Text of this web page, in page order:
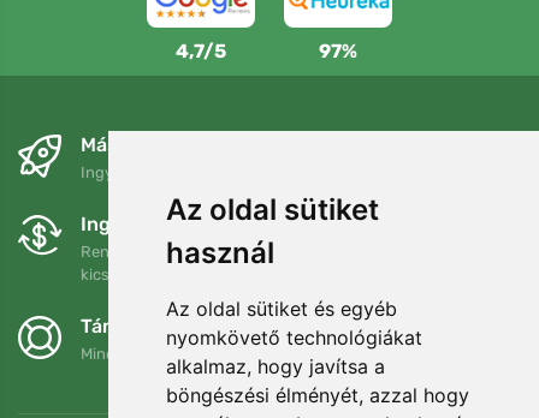
Az oldal sütiket
használ
Az oldal sütiket és egyéb
nyomkövető technológiákat
alkalmaz, hogy javítsa a
böngészési élményét, azzal hogy
4,7/5 97%
Másnapra és ingyenesen
Ingyenes szállítás a következő összeg felett: 80 EUR
Ingyenes csere és visszaküldés
Rendelését 90 napon belül bármikor visszaküldheti vagy
kicserélheti.
Támogatjuk a Trees.org-ot
Minden megrendelésért ültetünk egy fát! Bővebben